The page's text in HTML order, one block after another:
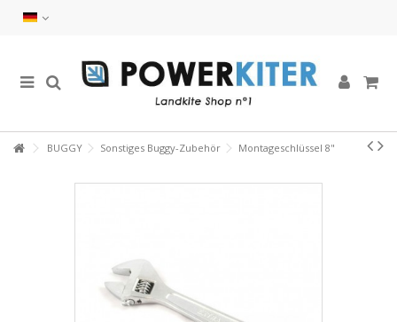
BUGGY Sonstiges Buggy-Zubehör Montageschlüssel 8"